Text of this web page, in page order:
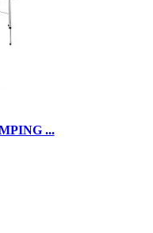
...